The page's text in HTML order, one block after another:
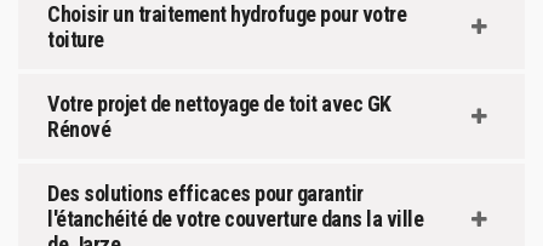
Choisir un traitement hydrofuge pour votre
toiture
Votre projet de nettoyage de toit avec GK
Rénové
Des solutions efficaces pour garantir
l'étanchéité de votre couverture dans la ville